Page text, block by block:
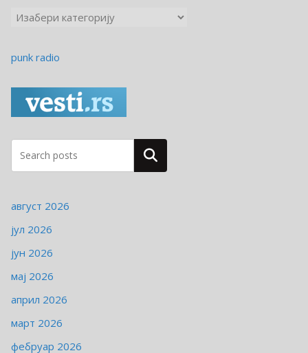
е
р
punk radio
Pretraga
август 2026
јул 2026
јун 2026
мај 2026
април 2026
март 2026
фебруар 2026